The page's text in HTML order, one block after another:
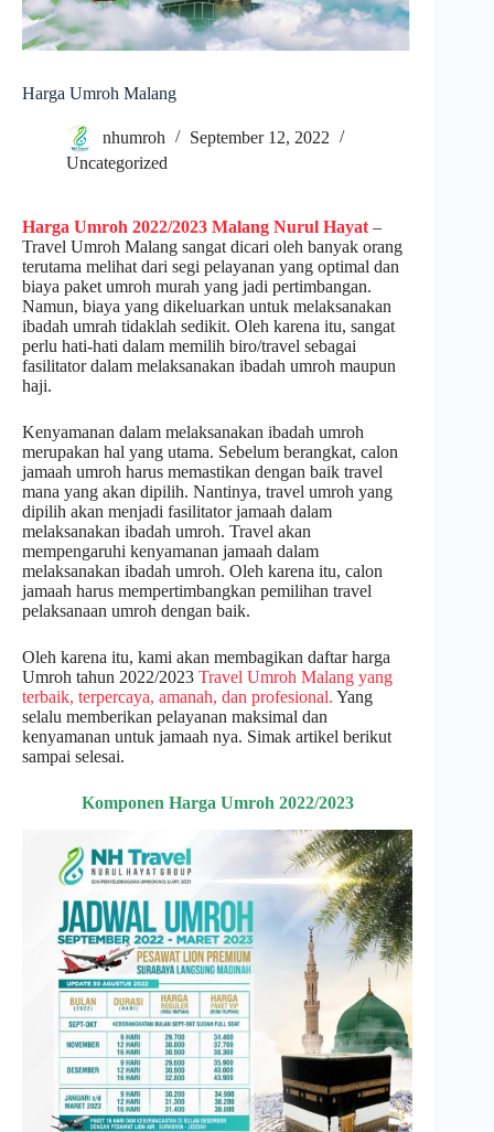
Harga Umroh Malang
nhumroh
September 12, 2022
Uncategorized
Harga Umroh 2022/2023 Malang Nurul Hayat –
Travel Umroh Malang sangat dicari oleh banyak orang
terutama melihat dari segi pelayanan yang optimal dan
biaya paket umroh murah yang jadi pertimbangan.
Namun, biaya yang dikeluarkan untuk melaksanakan
ibadah umrah tidaklah sedikit. Oleh karena itu, sangat
perlu hati-hati dalam memilih biro/travel sebagai
fasilitator dalam melaksanakan ibadah umroh maupun
haji.
Kenyamanan dalam melaksanakan ibadah umroh
merupakan hal yang utama. Sebelum berangkat, calon
jamaah umroh harus memastikan dengan baik travel
mana yang akan dipilih. Nantinya, travel umroh yang
dipilih akan menjadi fasilitator jamaah dalam
melaksanakan ibadah umroh. Travel akan
mempengaruhi kenyamanan jamaah dalam
melaksanakan ibadah umroh. Oleh karena itu, calon
jamaah harus mempertimbangkan pemilihan travel
pelaksanaan umroh dengan baik.
Oleh karena itu, kami akan membagikan daftar harga
Umroh tahun 2022/2023 Travel Umroh Malang yang
terbaik, terpercaya, amanah, dan profesional. Yang
selalu memberikan pelayanan maksimal dan
kenyamanan untuk jamaah nya. Simak artikel berikut
sampai selesai.
Komponen Harga Umroh 2022/2023